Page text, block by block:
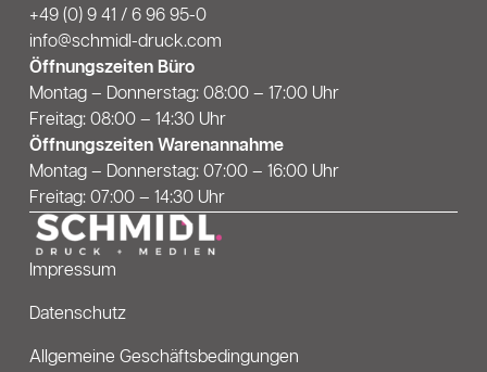
Journal - Gloria Elias
+49 (0) 9 41 / 6 96 95-0
info@schmidl-druck.com
Öffnungszeiten Büro
Montag – Donnerstag: 08:00 – 17:00 Uhr
Freitag: 08:00 – 14:30 Uhr
Öffnungszeiten Warenannahme
Montag – Donnerstag: 07:00 – 16:00 Uhr
Freitag: 07:00 – 14:30 Uhr
Impressum
Datenschutz
Allgemeine Geschäftsbedingungen